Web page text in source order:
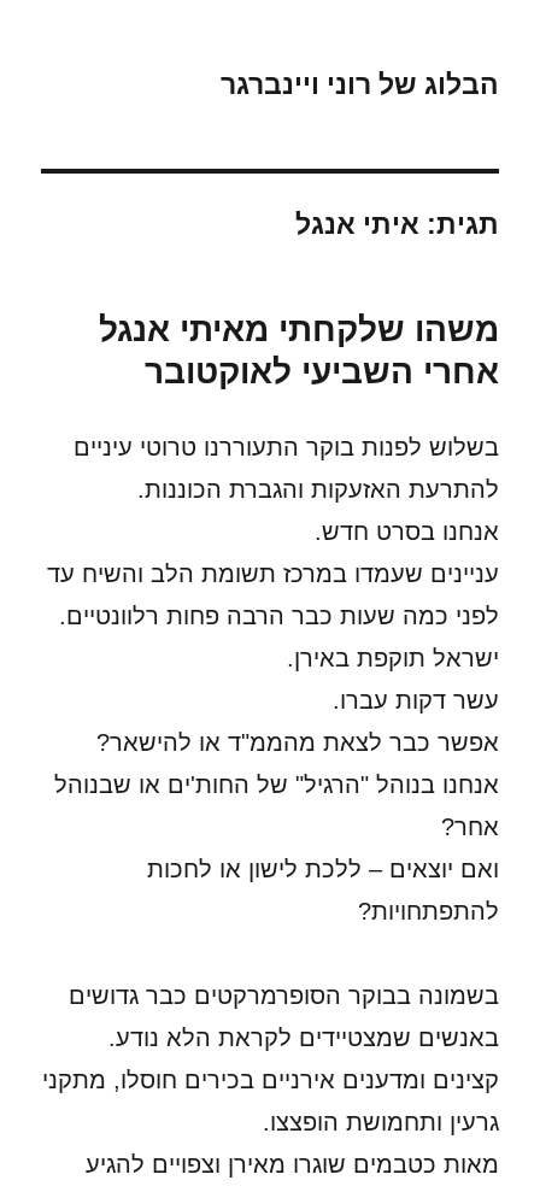
הבלוג של רוני ויינברגר
תגית: איתי אנגל
משהו שלקחתי מאיתי אנגל
אחרי השביעי לאוקטובר
בשלוש לפנות בוקר התעוררנו טרוטי עיניים
להתרעת האזעקות והגברת הכוננות.
אנחנו בסרט חדש.
עניינים שעמדו במרכז תשומת הלב והשיח עד
לפני כמה שעות כבר הרבה פחות רלוונטיים.
ישראל תוקפת באירן.
עשר דקות עברו.
אפשר כבר לצאת מהממ"ד או להישאר?
אנחנו בנוהל "הרגיל" של החות'ים או שבנוהל
אחר?
ואם יוצאים – ללכת לישון או לחכות
להתפתחויות?
בשמונה בבוקר הסופרמרקטים כבר גדושים
באנשים שמצטיידים לקראת הלא נודע.
קצינים ומדענים אירניים בכירים חוסלו, מתקני
גרעין ותחמושת הופצצו.
מאות כטבמים שוגרו מאירן וצפויים להגיע